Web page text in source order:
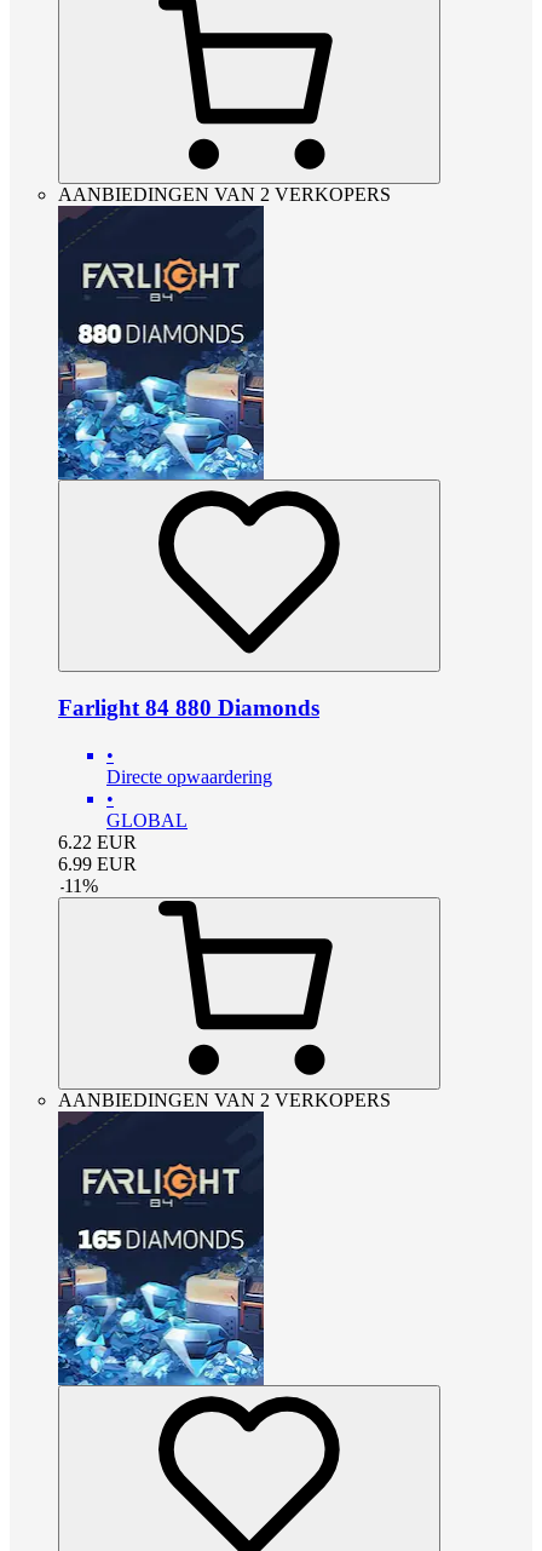
AANBIEDINGEN VAN 2 VERKOPERS
Farlight 84 880 Diamonds
•
Directe opwaardering
•
GLOBAL
6.22 EUR
6.99 EUR
-11%
AANBIEDINGEN VAN 2 VERKOPERS